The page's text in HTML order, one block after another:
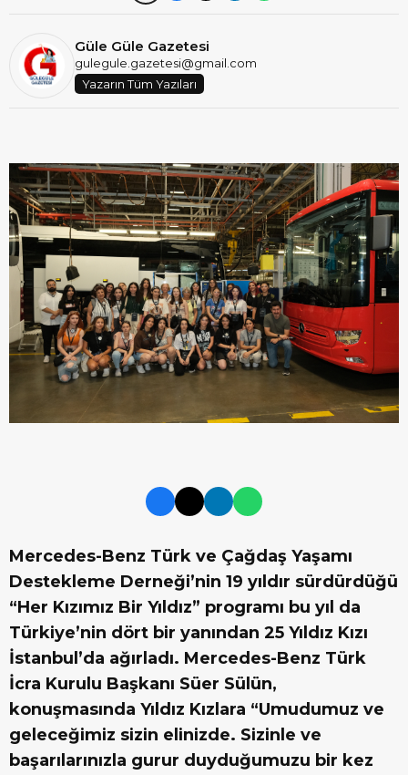
Güle Güle Gazetesi
gulegule.gazetesi@gmail.com
Yazarın Tüm Yazıları
Mercedes-Benz Türk ve Çağdaş Yaşamı
Destekleme Derneği’nin 19 yıldır sürdürdüğü
“Her Kızımız Bir Yıldız” programı bu yıl da
Türkiye’nin dört bir yanından 25 Yıldız Kızı
İstanbul’da ağırladı. Mercedes-Benz Türk
İcra Kurulu Başkanı Süer Sülün,
konuşmasında Yıldız Kızlara “Umudumuz ve
geleceğimiz sizin elinizde. Sizinle ve
başarılarınızla gurur duyduğumuzu bir kez